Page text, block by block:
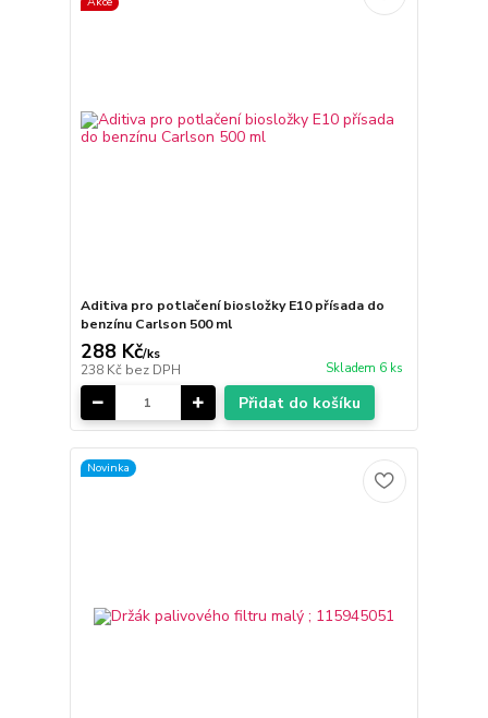
Aditiva pro potlačení biosložky E10 přísada do
benzínu Carlson 500 ml
288 Kč/ks
238 Kč bez DPH Skladem 6 ks
Přidat do košíku
Novinka